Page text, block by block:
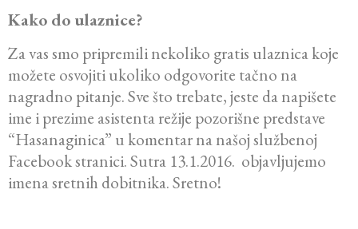
Kako do ulaznice?
Za vas smo pripremili nekoliko gratis ulaznica koje
možete osvojiti ukoliko odgovorite tačno na
nagradno pitanje. Sve što trebate, jeste da napišete
ime i prezime asistenta režije pozorišne predstave
“Hasanaginica” u komentar na našoj službenoj
Facebook stranici. Sutra 13.1.2016. objavljujemo
imena sretnih dobitnika. Sretno!